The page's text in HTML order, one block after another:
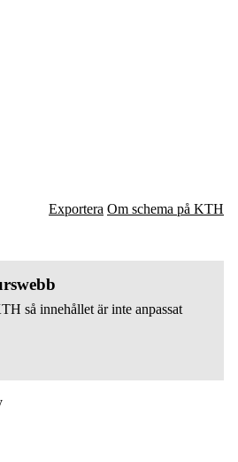
Exportera Om schema på KTH
så innehållet är inte anpassat